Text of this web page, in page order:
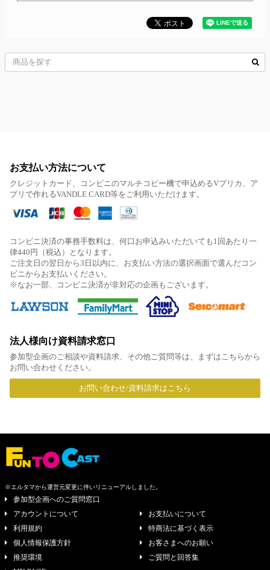
お支払い方法について
クレジットカード、コンビニのマルチコピー機で申込めるVプリカ、ア
プリで作れるVANDLE CARD等をご利用いただけます。
コンビニ決済の事務手数料は、何口お申込みいただいても1回あたり一
律440円（税込）となります。
ご注文日の翌日から3日以内に、お支払い方法の選択画面で選んだコン
ビニからお支払いください。
※なお一部、コンビニ決済が非対応の企画もございます。
法人様向け資料請求窓口
参加型企画のご相談や資料請求、その他ご質問等は、まずはこちらから
お問い合わせください。
お問い合わせ/資料請求はこちら
※エルタマから運営元変更に伴いリニューアルしました。
参加型企画へのご質問窓口
アカウントについて
お支払いについて
利用規約
特商法に基づく表示
個人情報保護方針
お客さまへのお願い
推奨環境
ご質問と回答集